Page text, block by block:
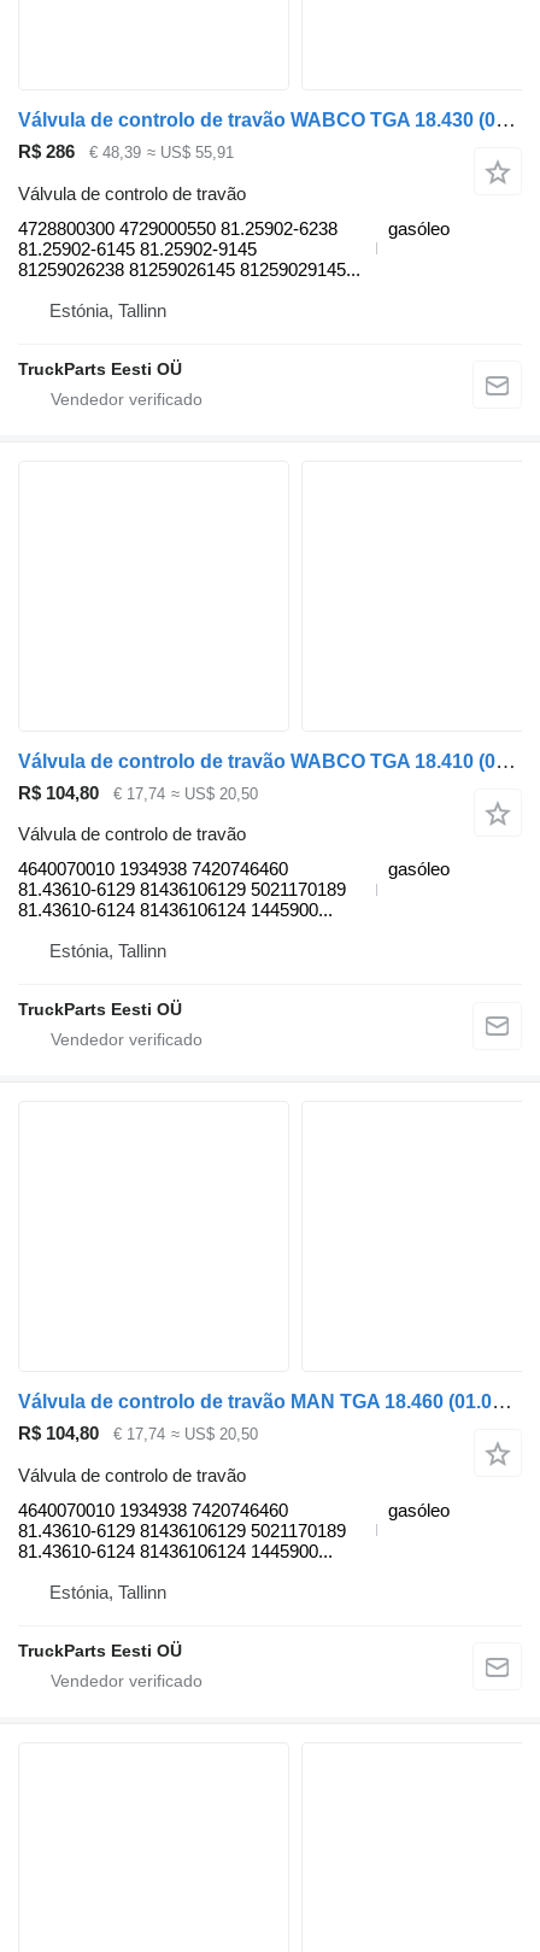
Válvula de controlo de travão WABCO TGA 18.430 (01.00-) 4728800300 para camião tractor MAN 4-series, TGA (1993-2009)
R$ 286 € 48,39 ≈ US$ 55,91
Válvula de controlo de travão
4728800300 4729000550 81.25902-6238
81.25902-6145 81.25902-9145
81259026238 81259026145 81259029145...
gasóleo
Estónia, Tallinn
TruckParts Eesti OÜ
Válvula de controlo de travão WABCO TGA 18.410 (01.00-) 4640070010 para camião tractor MAN 4-series, TGA (1993-2009)
R$ 104,80 € 17,74 ≈ US$ 20,50
Válvula de controlo de travão
4640070010 1934938 7420746460
81.43610-6129 81436106129 5021170189
81.43610-6124 81436106124 1445900...
gasóleo
Estónia, Tallinn
TruckParts Eesti OÜ
Válvula de controlo de travão MAN TGA 18.460 (01.00-) 4640070010 para camião tractor MAN 4-series, TGA (1993-2009)
R$ 104,80 € 17,74 ≈ US$ 20,50
Válvula de controlo de travão
4640070010 1934938 7420746460
81.43610-6129 81436106129 5021170189
81.43610-6124 81436106124 1445900...
gasóleo
Estónia, Tallinn
TruckParts Eesti OÜ